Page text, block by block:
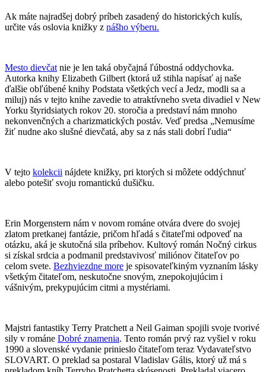
Ak máte najradšej dobrý príbeh zasadený do historických kulís,
určite vás oslovia knižky z nášho výberu.
Mesto dievčat nie je len taká obyčajná ľúbostná oddychovka.
Autorka knihy Elizabeth Gilbert (ktorá už stihla napísať aj naše
ďalšie obľúbené knihy Podstata všetkých vecí a Jedz, modli sa a
miluj) nás v tejto knihe zavedie to atraktívneho sveta divadiel v New
Yorku štyridsiatych rokov 20. storočia a predstaví nám mnoho
nekonvenčných a charizmatických postáv. Veď predsa „Nemusíme
žiť nudne ako slušné dievčatá, aby sa z nás stali dobrí ľudia“
V tejto kolekcii nájdete knižky, pri ktorých si môžete oddýchnuť
alebo potešiť svoju romantickú dušičku.
Erin Morgenstern nám v novom románe otvára dvere do svojej
zlatom pretkanej fantázie, pričom hľadá s čitateľmi odpoveď na
otázku, aká je skutočná sila príbehov. Kultový román Nočný cirkus
si získal srdcia a podmanil predstavivosť miliónov čitateľov po
celom svete. Bezhviezdne more je spisovateľkiným vyznaním lásky
všetkým čitateľom, neskutočne snovým, znepokojujúcim i
vášnivým, prekypujúcim citmi a mystériami.
Majstri fantastiky Terry Pratchett a Neil Gaiman spojili svoje tvorivé
sily v románe Dobré znamenia. Tento román prvý raz vyšiel v roku
1990 a slovenské vydanie prinieslo čitateľom teraz Vydavateľstvo
SLOVART. O preklad sa postaral Vladislav Gális, ktorý už má s